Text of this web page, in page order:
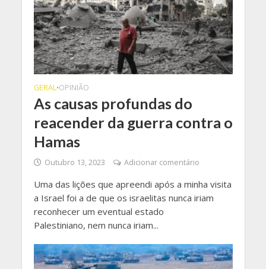
GERAL•OPINIÃO
As causas profundas do
reacender da guerra contra o
Hamas
Outubro 13, 2023 Adicionar comentário
Uma das lições que apreendi após a minha visita
a Israel foi a de que os israelitas nunca iriam
reconhecer um eventual estado
Palestiniano, nem nunca iriam...